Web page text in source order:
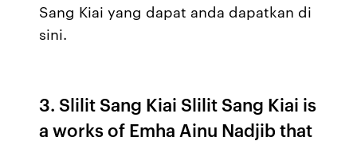
Sang Kiai yang dapat anda dapatkan di
sini.
3. Slilit Sang Kiai Slilit Sang Kiai is
a works of Emha Ainu Nadjib that